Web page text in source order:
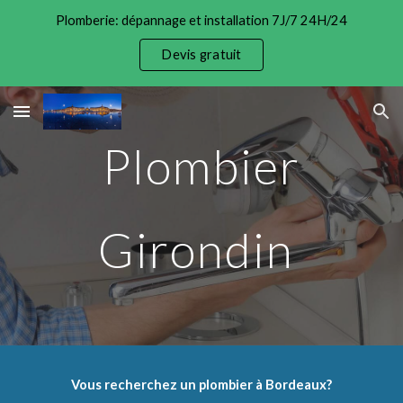
Skip to main content
Plomberie: dépannage et installation 7J/7 24H/24
Devis gratuit
Plombier
Girondin
Vous recherchez un plombier à Bordeaux?